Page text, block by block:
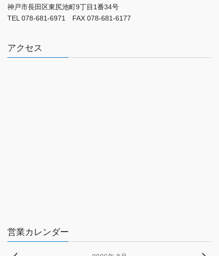
神戸市長田区東尻池町9丁目1番34号
TEL 078-681-6971 FAX 078-681-6177
アクセス
営業カレンダー